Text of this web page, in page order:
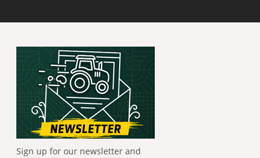
Sign up for our newsletter and